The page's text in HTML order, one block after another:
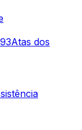
Atas dos